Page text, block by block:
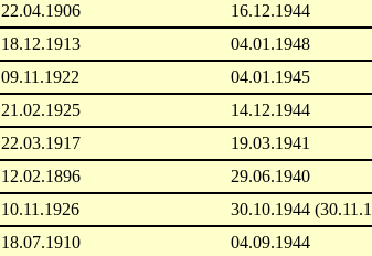
22.04.1906
16.12.1944
18.12.1913
04.01.1948
09.11.1922
04.01.1945
21.02.1925
14.12.1944
22.03.1917
19.03.1941
12.02.1896
29.06.1940
10.11.1926
30.10.1944
18.07.1910
04.09.1944